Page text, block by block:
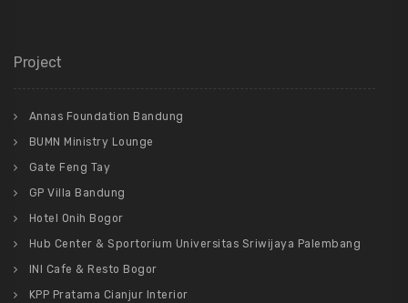
Project
Annas Foundation Bandung
BUMN Ministry Lounge
Gate Feng Tay
GP Villa Bandung
Hotel Onih Bogor
Hub Center & Sportorium Universitas Sriwijaya Palembang
INI Cafe & Resto Bogor
KPP Pratama Cianjur Interior